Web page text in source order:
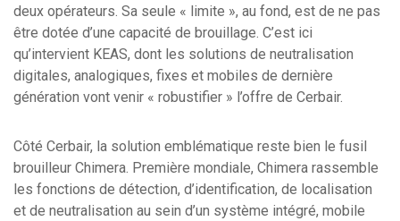
deux opérateurs. Sa seule « limite », au fond, est de ne pas
être dotée d’une capacité de brouillage. C’est ici
qu’intervient KEAS, dont les solutions de neutralisation
digitales, analogiques, fixes et mobiles de dernière
génération vont venir « robustifier » l’offre de Cerbair.
Côté Cerbair, la solution emblématique reste bien le fusil
brouilleur Chimera. Première mondiale, Chimera rassemble
les fonctions de détection, d’identification, de localisation
et de neutralisation au sein d’un système intégré, mobile